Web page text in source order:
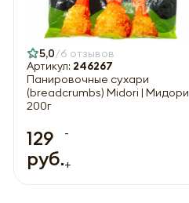
5,0 6 отзывов
Артикул: 246267
Панировочные сухари
(breadcrumbs) Midori | Мидори
200г
129
руб.
-
+